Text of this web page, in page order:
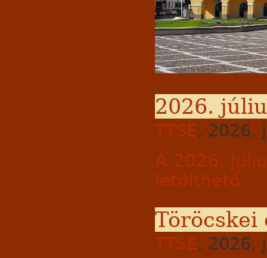
2026.
TTSE, 2026,
A 2026.
letölthető.
TTSE, 2026,